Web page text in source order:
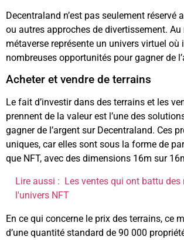
Decentraland n’est pas seulement réservé
ou autres approches de divertissement. Au
métaverse représente un univers virtuel où
nombreuses opportunités pour gagner de
Acheter et vendre de terrains
Le fait d’investir dans des terrains et les
prennent de la valeur est l’une des
gagner de l’argent sur Decentraland. Ces
uniques, car elles sont sous la forme de
que NFT, avec des dimensions 16m sur
Lire aussi : Les ventes qui ont battu des
l'univers NFT
En ce qui concerne le prix des terrains, ce
d’une quantité standard de 90 000